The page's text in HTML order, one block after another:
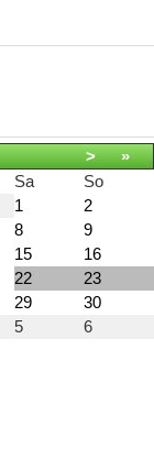
>
»
Sa
So
1
2
8
9
15
16
22
23
29
30
5 6